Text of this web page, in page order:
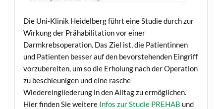
Die Uni-Klinik Heidelberg führt eine Studie durch zur
Wirkung der Prähabilitation vor einer
Darmkrebsoperation. Das Ziel ist, die Patientinnen
und Patienten besser auf den bevorstehenden Eingriff
vorzubereiten, um so die Erholung nach der Operation
zu beschleunigen und eine rasche
Wiedereingliederung in den Alltag zu ermöglichen.
Hier finden Sie weitere Infos zur Studie PREHAB und